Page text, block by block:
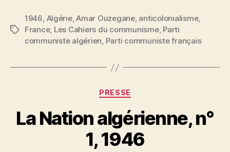
Notes
sur
la
Étiquettes
1946, Algérie,Amar Ouzegane, anticolonialisme,
France, Les Cahiers du communisme, Parti
communiste algérien, Parti communiste français
Catégories
PRESSE
La Nation algérienne, n°
1, 1946
a
r
S